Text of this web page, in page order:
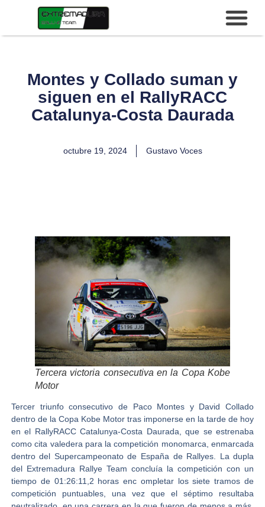
Montes y Collado suman y
siguen en el RallyRACC
Catalunya-Costa Daurada
octubre 19, 2024 Gustavo Voces
Tercera victoria consecutiva en la Copa Kobe
Motor
Tercer triunfo consecutivo de Paco Montes y David Collado
dentro de la Copa Kobe Motor tras imponerse en la tarde de hoy
en el RallyRACC Catalunya-Costa Daurada , que se estrenaba
como cita valedera para la competición monomarca, enmarcada
dentro del Supercampeonato de España de Rallyes. La dupla
del Extremadura Rallye Team concluía la competición con un
tiempo de 01:26:11,2 horas enc ompletar los siete tramos de
competición puntuables, una vez que el séptimo resultaba